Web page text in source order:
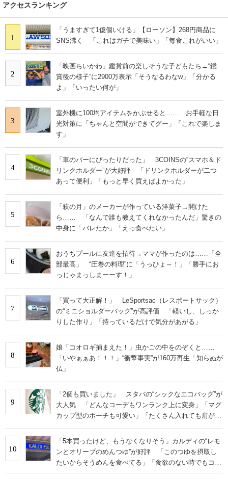
アクセスランキング
1
「うますぎて1億個いける」【ローソン】268円商品に
SNS沸く 「これはガチで美味い」「毎食これがいい」
2
「映画ちいかわ」鑑賞前の楽しそうな子どもたち→“鑑
賞後の様子”に2900万表示「そうなるわなw」「分かる
よ」「いったい何が」
3
室外機に100均アイテムをかぶせると…… お手軽な日
光対策に「ちゃんと空間ができてグー」「これで楽しま
す」
4
「車のバーにぴったりだった」 3COINSの“スマホ＆ド
リンクホルダー”が大好評 「ドリンクホルダーが二つ
あって便利」「もっと早く買えばよかった」
5
「萩の月」のメーカーが作っている洋菓子→開けた
ら…… 「なんで誰も教えてくれなかったんだ」驚きの
中身に「バレたか」「えっ食べたい」
6
おうちプールに友達を招待→ママが作ったのは……「全
部最高」 “圧巻の料理”に「うっひょ～！」「勝手にお
っじゃまっしまーーす！」
7
「買って大正解！」 LeSportsac（レスポートサック）
の“ミニショルダーバッグ”が高評価 「軽いし、しっか
りした作り」「持っているだけで気分があがる」
8
娘「コオロギ捕まえた！」虫かごの中をのぞくと……
「いやぁぁあ！！！」“衝撃事実”が160万再生「知らぬが
仏」
9
「2個も買いました」 スタバの“シックなエコバッグ”が
大人気 「どんなコーデもワンランク上に変身」「マグ
カップ型のポーチも可愛い」「たくさん入れても肩が痛
10
「5本買ったけど、もうなくなりそう」カルディの“レモ
ンとオリーブのめんつゆ”が好評 「このつゆを摂取し
たいからそうめんを食べてる」「食欲のない時でもコレ
で食べられる」